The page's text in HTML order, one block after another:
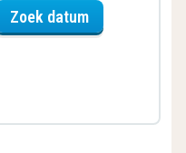
Zoek datumvoor Ontdek